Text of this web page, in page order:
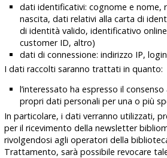
dati identificativi: cognome e nome,
nascita, dati relativi alla carta di
di identità valido, identificativo
customer ID, altro)
dati di connessione: indirizzo IP,
I dati raccolti saranno trattatiin quanto:
l’interessato ha espresso il
propri dati personali per una o più
In particolare, i dati verranno utilizzati,
per il ricevimento della newsletter
rivolgendosi agli operatori della
Trattamento, sarà possibile revocare